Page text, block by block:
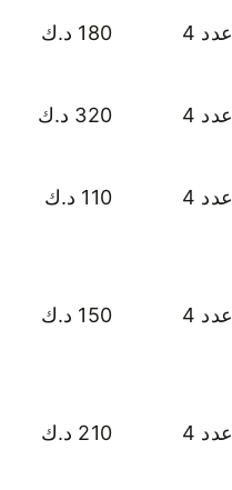
عدد 4 180 د.ك
عدد 4 320 د.ك
عدد 4 110 د.ك
عدد 4 150 د.ك
عدد 4 210 د.ك